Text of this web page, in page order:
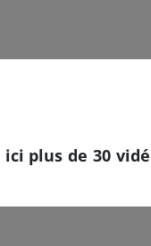
plus de 30